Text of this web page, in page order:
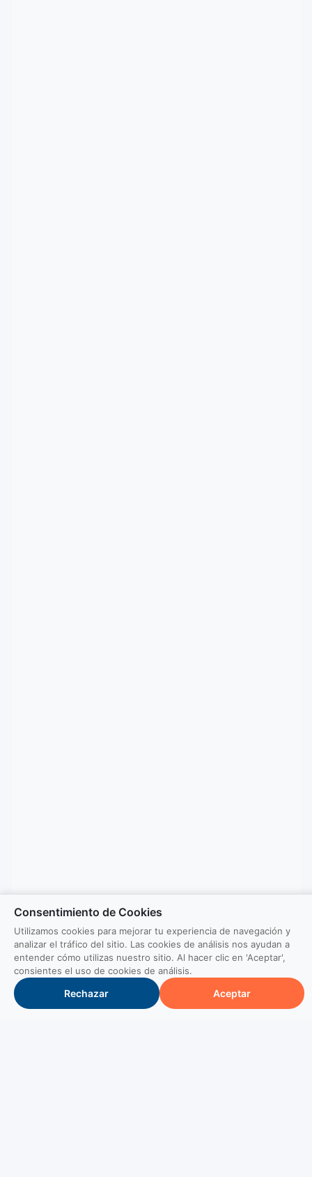
Consentimiento de Cookies
Utilizamos cookies para mejorar tu experiencia de navegación y
analizar el tráfico del sitio. Las cookies de análisis nos ayudan a
entender cómo utilizas nuestro sitio. Al hacer clic en 'Aceptar',
consientes el uso de cookies de análisis.
Rechazar Aceptar